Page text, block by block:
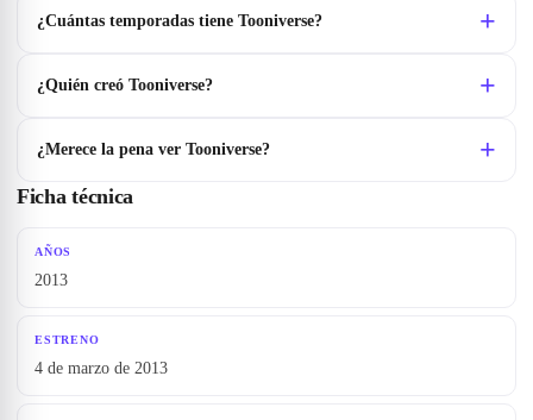
¿Cuántas temporadas tiene Tooniverse?
¿Quién creó Tooniverse?
¿Merece la pena ver Tooniverse?
Ficha técnica
AÑOS
2013
ESTRENO
4 de marzo de 2013